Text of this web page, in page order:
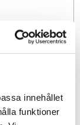
innehållet
funktioner